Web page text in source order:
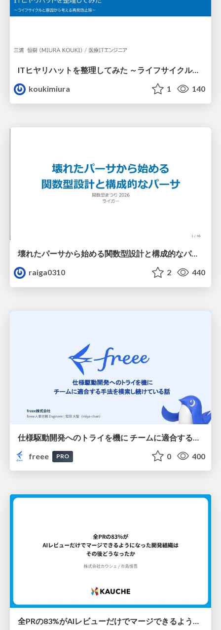
ITヒヤリハットを整理してみた ～ライフサイクルと原因から考える再発防止策～
koukimiura
1 140
壊れたパーサから始める関数型設計と構成的なパーサ #fp_matsuri
raiga0310
2 440
freee
PRO 0 400
全PRの83%がAIレビューだけでマージできるようになった開発組織はその後どうなったか